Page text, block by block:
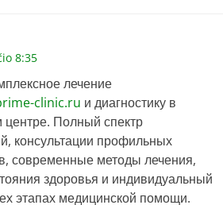
8:35
лечение
clinic.ru и диагностику в
центре. Полный спектр
консультации профильных
современные методы лечения,
здоровья и индивидуальный
этапах медицинской помощи.